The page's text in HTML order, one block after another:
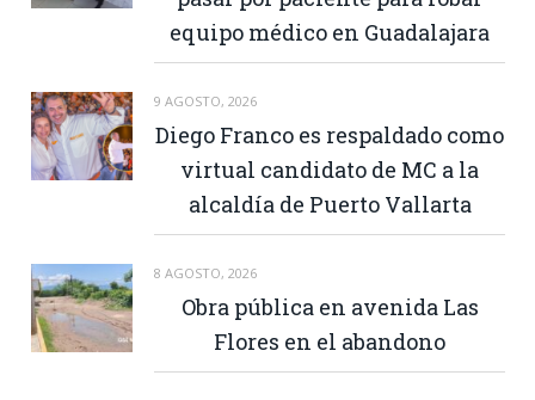
equipo médico en Guadalajara
9 AGOSTO, 2026
Diego Franco es respaldado como
virtual candidato de MC a la
alcaldía de Puerto Vallarta
8 AGOSTO, 2026
Obra pública en avenida Las
Flores en el abandono